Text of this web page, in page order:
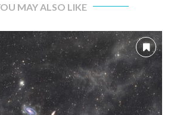
MAY ALSO LIKE